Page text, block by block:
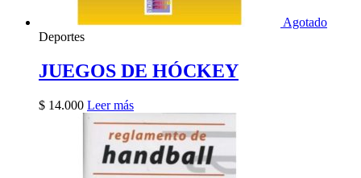
Agotado
Deportes
JUEGOS DE HÓCKEY
$ 14.000 Leer más